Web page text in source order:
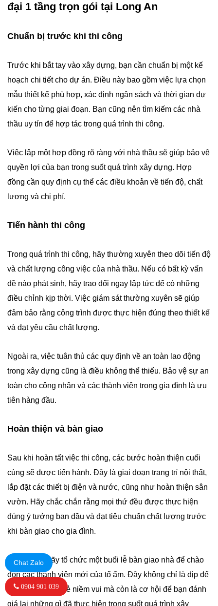
đại 1 tầng trọn gói tại Long An
Chuẩn bị trước khi thi công
Trước khi bắt tay vào xây dựng, bạn cần chuẩn bị một kế
hoạch chi tiết cho dự án. Điều này bao gồm việc lựa chọn
mẫu thiết kế phù hợp, xác định ngân sách và thời gian dự
kiến cho từng giai đoạn. Bạn cũng nên tìm kiếm các nhà
thầu uy tín để hợp tác trong quá trình thi công.
Việc lập một hợp đồng rõ ràng với nhà thầu sẽ giúp bảo vệ
quyền lợi của bạn trong suốt quá trình xây dựng. Hợp
đồng cần quy định cụ thể các điều khoản về tiến độ, chất
lượng và chi phí.
Tiến hành thi công
Trong quá trình thi công, hãy thường xuyên theo dõi tiến độ
và chất lượng công việc của nhà thầu. Nếu có bất kỳ vấn
đề nào phát sinh, hãy trao đổi ngay lập tức để có những
điều chỉnh kịp thời. Việc giám sát thường xuyên sẽ giúp
đảm bảo rằng công trình được thực hiện đúng theo thiết kế
và đạt yêu cầu chất lượng.
Ngoài ra, việc tuân thủ các quy định về an toàn lao động
trong xây dựng cũng là điều không thể thiếu. Bảo vệ sự an
toàn cho công nhân và các thành viên trong gia đình là ưu
tiên hàng đầu.
Hoàn thiện và bàn giao
Sau khi hoàn tất việc thi công, các bước hoàn thiện cuối
cùng sẽ được tiến hành. Đây là giai đoạn trang trí nội thất,
lắp đặt các thiết bị điện và nước, cũng như hoàn thiện sân
vườn. Hãy chắc chắn rằng mọi thứ đều được thực hiện
đúng ý tưởng ban đầu và đạt tiêu chuẩn chất lượng trước
khi bàn giao cho gia đình.
Cuối cùng, hãy tổ chức một buổi lễ bàn giao nhà để chào
đón các thành viên mới của tổ ấm. Đây không chỉ là dịp để
cùng nhau chia sẻ niềm vui mà còn là cơ hội để bạn đánh
giá lại những gì đã thực hiện trong suốt quá trình xây
Chat Zalo
0904 901 039